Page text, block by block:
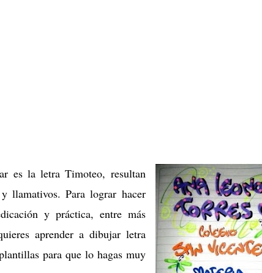
es la letra Timoteo, resultan
llamativos. Para lograr hacer
y práctica, entre más
aprender a dibujar letra
para que lo hagas muy